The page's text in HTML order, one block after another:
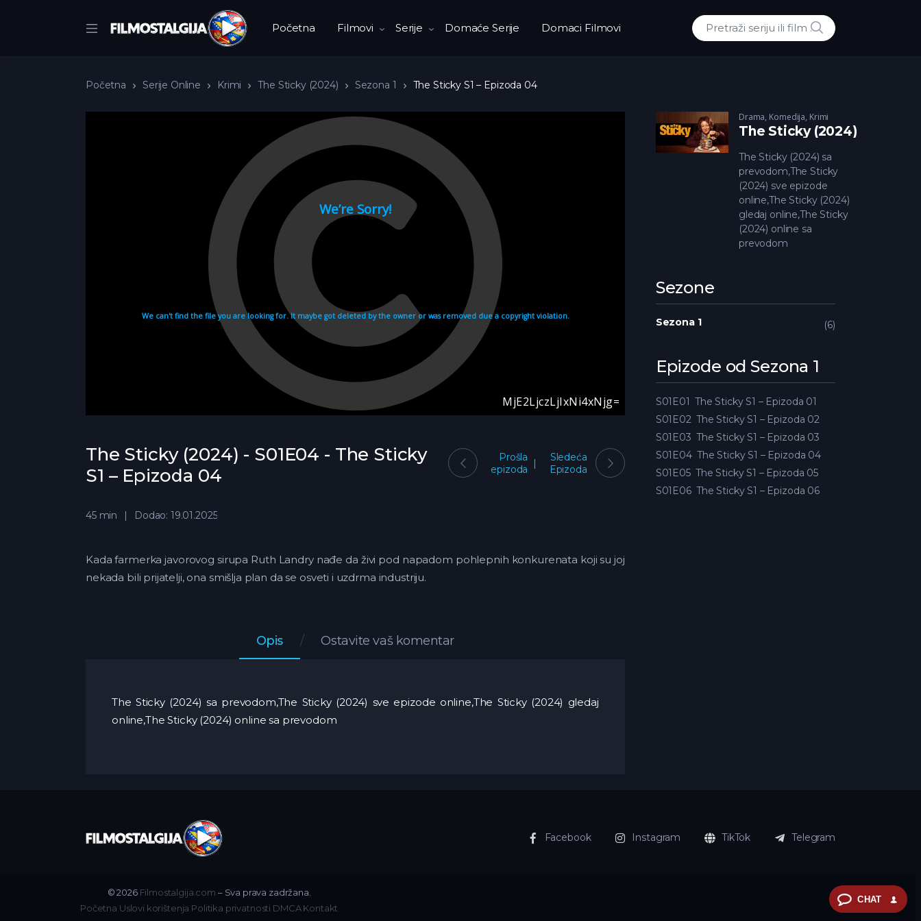
Početna Filmovi Serije Domaće Serije Domaci Filmovi
Traži:
POTRAZI
Početna Serije Online Krimi The Sticky (2024) Sezona 1 The Sticky S1 – Epizoda 04
The Sticky (2024) - S01E04 - The Sticky
S1 – Epizoda 04
Prošla
epizoda
Sledeća
Epizoda
45 min Dodao: 19.01.2025
Kada farmerka javorovog sirupa Ruth Landry nađe da živi pod napadom pohlepnih konkurenata koji su joj
nekada bili prijatelji, ona smišlja plan da se osveti i uzdrma industriju.
Opis Ostavite vaš komentar
The Sticky (2024) sa prevodom,The Sticky (2024) sve epizode online,The Sticky (2024) gledaj
online,The Sticky (2024) online sa prevodom
Drama, Komedija, Krimi
The Sticky (2024)
The Sticky (2024) sa
prevodom,The Sticky
(2024) sve epizode
online,The Sticky (2024)
gledaj online,The Sticky
(2024) online sa
prevodom
Sezone
Sezona 1 6
Epizode od Sezona 1
S01E01 The Sticky S1 – Epizoda 01
S01E02 The Sticky S1 – Epizoda 02
S01E03 The Sticky S1 – Epizoda 03
S01E04 The Sticky S1 – Epizoda 04
S01E05 The Sticky S1 – Epizoda 05
S01E06 The Sticky S1 – Epizoda 06
Facebook Instagram TikTok Telegram
© 2026 Filmostalgija.com – Sva prava zadržana.
Početna Uslovi korištenja Politika privatnosti DMCA Kontakt
CHAT